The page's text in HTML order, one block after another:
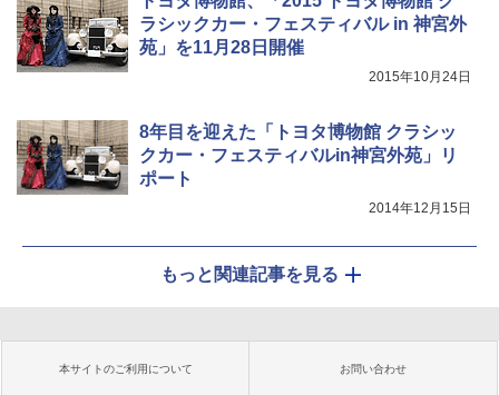
ラシックカー・フェスティバル in 神宮外
苑」を11月28日開催
2015年10月24日
8年目を迎えた「トヨタ博物館 クラシッ
クカー・フェスティバルin神宮外苑」リ
ポート
2014年12月15日
もっと関連記事を見る
本サイトのご利用について お問い合わせ